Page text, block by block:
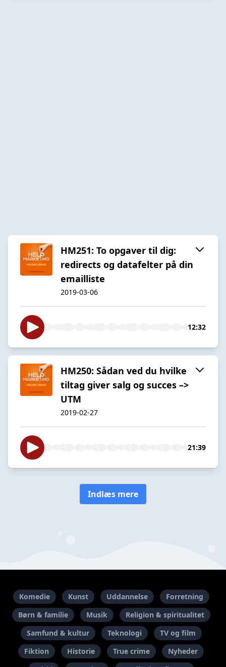
HM251: To opgaver til dig:
redirects og datafelter på din
emailliste
2019-03-06
12:32
HM250: Sådan ved du hvilke
tiltag giver salg og succes –>
UTM
2019-02-27
21:39
Indlæs mere
Komedie Kunst Uddannelse
Forretning
Børn & familie
Musik
Religion & spiritualitet
Samfund & kultur
Teknologi
TV og film
Fiktion
Historie True crime
Nyheder